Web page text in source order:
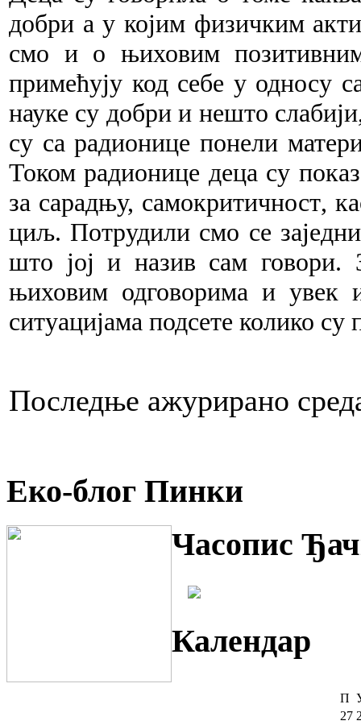
добри а у којим физичким
смо и о њиховим
примећују код себе у односу
науке су добри и нешто
су са радионице понели
Током радионице деца су
за сарадњу, самокритичност,
циљ. Потрудили смо се
што јој и назив сам говори.
њиховим одговорима и
ситуацијама подсете колико
Последње ажурирано
Еко-блог Пинки
Часопис
Календар
П
27